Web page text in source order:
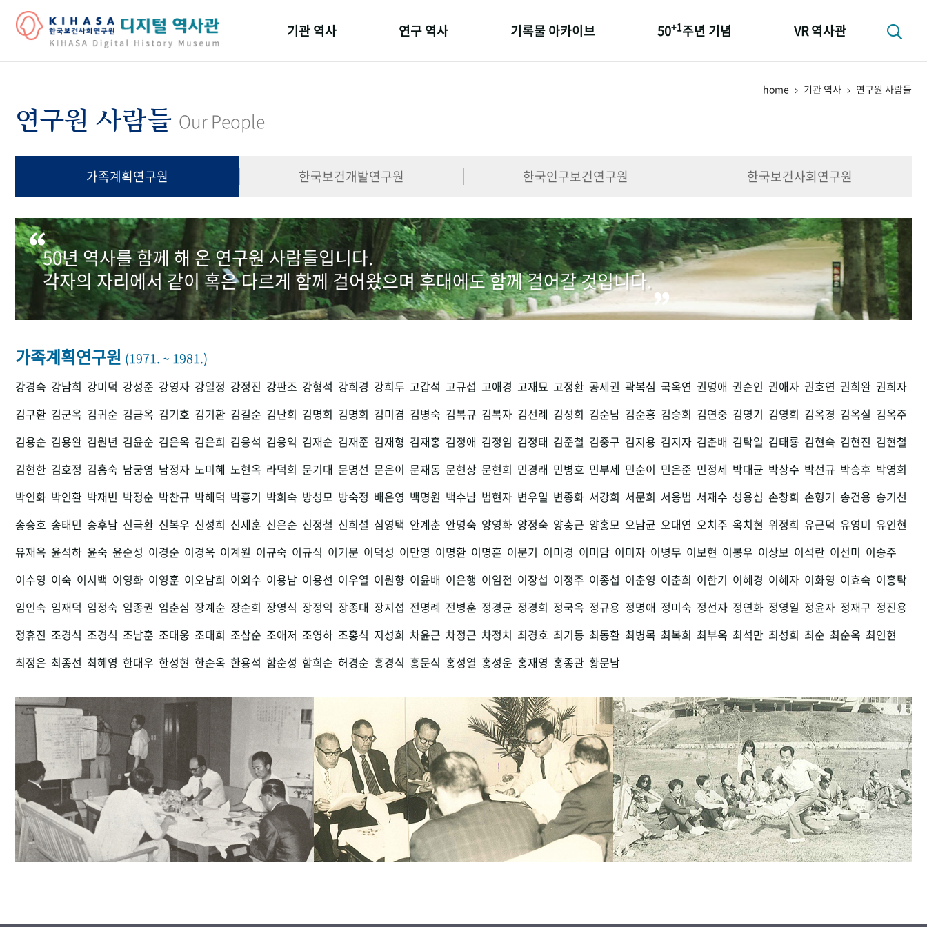
기관 역사 연구 역사 기록물 아카이브 50+1주년 기념
세계와 함께 한 KIHASA
VR 역사관
home 기관 역사 연구원 사람들
연구원 사람들 Our People
가족계획연구원 한국보건개발연구원 한국인구보건연구원 한국보건사회연구원
50년 역사를 함께 해 온 연구원 사람들입니다.
각자의 자리에서 같이 혹은 다르게 함께 걸어왔으며 후대에도 함께 걸어갈 것입니다.
가족계획연구원 (1971. ~ 1981.)
강경숙 강남희 강미덕 강성준 강영자 강일정 강정진 강판조 강형석 강희경 강희두 고갑석 고규섭 고애경 고재묘 고정환 공세권 곽복심 국옥연 권명애 권순인 권애자 권호연 권희완 권희자
김구환 김군옥 김귀순 김금옥 김기호 김기환 김길순 김난희 김명희 김명희 김미겸 김병숙 김복규 김복자 김선례 김성희 김순남 김순흥 김승희 김연중 김영기 김영희 김옥경 김옥실 김옥주
김용순 김용완 김원년 김윤순 김은옥 김은희 김응석 김응익 김재순 김재준 김재형 김재홍 김정애 김정임 김정태 김준철 김중구 김지용 김지자 김춘배 김탁일 김태룡 김현숙 김현진 김현철
김현한 김호정 김홍숙 남궁영 남정자 노미혜 노현옥 라덕희 문기대 문명선 문은이 문재동 문현상 문현희 민경래 민병호 민부세 민순이 민은준 민정세 박대균 박상수 박선규 박승후 박영희
박인화 박인환 박재빈 박정순 박찬규 박해덕 박흥기 박희숙 방성모 방숙정 배은영 백명원 백수남 범현자 변우일 변종화 서강희 서문희 서응범 서재수 성용심 손창희 손형기 송건용 송기선
송승호 송태민 송후남 신극환 신복우 신성희 신세훈 신은순 신정철 신희설 심영택 안계춘 안명숙 양영화 양정숙 양충근 양홍모 오남균 오대연 오치주 옥치현 위정희 유근덕 유영미 유인현
유재옥 윤석하 윤숙 윤순성 이경순 이경욱 이계원 이규숙 이규식 이기문 이덕성 이만영 이명환 이명훈 이문기 이미경 이미담 이미자 이병무 이보현 이봉우 이상보 이석란 이선미 이송주
이수영 이숙 이시백 이영화 이영훈 이오남희 이외수 이용남 이용선 이우열 이원향 이윤배 이은행 이임전 이장섭 이정주 이종섭 이춘영 이춘희 이한기 이혜경 이혜자 이화영 이효숙 이흥탁
임인숙 임재덕 임정숙 임종권 임춘심 장계순 장순희 장영식 장정익 장종대 장지섭 전명례 전병훈 정경균 정경희 정국옥 정규용 정명애 정미숙 정선자 정연화 정영일 정윤자 정재구 정진용
정휴진 조경식 조경식 조남훈 조대웅 조대희 조삼순 조애저 조영하 조홍식 지성희 차윤근 차정근 차정치 최경호 최기동 최동환 최병목 최복희 최부옥 최석만 최성희 최순 최순옥 최인현
최정은 최종선 최혜영 한대우 한성현 한순옥 한용석 함순성 함희순 허경순 홍경식 홍문식 홍성열 홍성운 홍재영 홍종관 황문남